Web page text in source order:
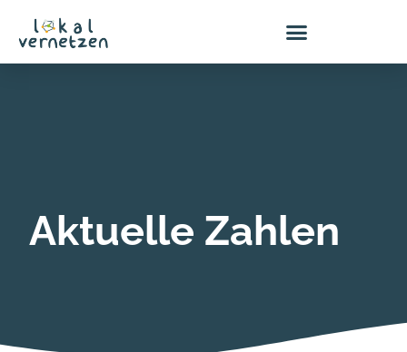
Inhalt
springen
Aktuelle Zahlen